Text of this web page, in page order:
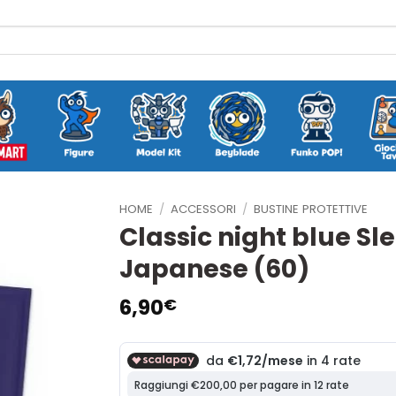
HOME / ACCESSORI / BUSTINE PROTETTIVE
Classic night blue
Japanese (60)
6,90€